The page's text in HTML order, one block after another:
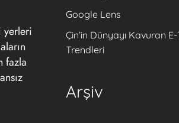
yerleri
fazla
Google Lens
Çin’in Dünyayı Kavuran
Trendleri
Arşiv